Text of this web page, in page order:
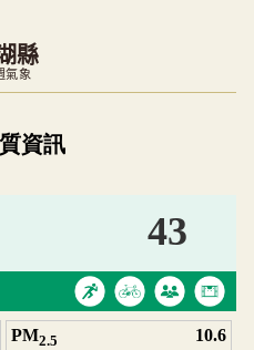
縣
氣象
視覺預覽，完整即時空